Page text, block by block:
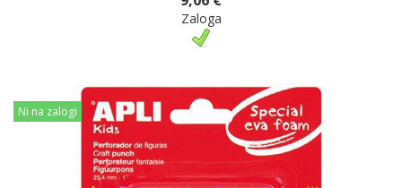
Zaloga
Ni na zalogi